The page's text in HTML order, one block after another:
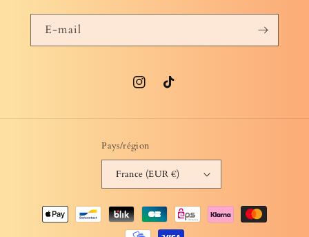
E-mail
InstagramTikTok
Pays/région
France (EUR €)
Moyens